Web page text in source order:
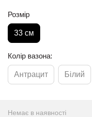
Розмір
33 см
Колір вазона:
Антрацит Білий
Немає в наявності